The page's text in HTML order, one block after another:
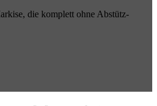
die komplett ohne Abstütz-